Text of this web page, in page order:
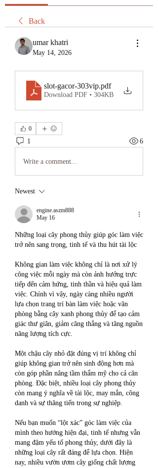
Back
umar khatri
May 14, 2026
slot-gacor-303vip.pdf
Download PDF • 304KB
0
1 6
Write a comment...
Newest
engine.aszm888
May 16
Những loại cây phong thủy giúp góc làm việc
trở nên sang trọng, tinh tế và thu hút tài lộc
Không gian làm việc không chỉ là nơi xử lý
công việc mỗi ngày mà còn ảnh hưởng trực
tiếp đến cảm hứng, tinh thần và hiệu quả làm
việc. Chính vì vậy, ngày càng nhiều người
lựa chọn trang trí bàn làm việc hoặc văn
phòng bằng cây xanh phong thủy để tạo cảm
giác thư giãn, giảm căng thẳng và tăng nguồn
năng lượng tích cực.
Một chậu cây nhỏ đặt đúng vị trí không chỉ
giúp không gian trở nên sinh động hơn mà
còn góp phần nâng tầm thẩm mỹ cho cả căn
phòng. Đặc biệt, nhiều loại cây phong thủy
còn mang ý nghĩa về tài lộc, may mắn, công
danh và sự thăng tiến trong sự nghiệp.
Nếu bạn muốn “lột xác” góc làm việc của
mình theo hướng hiện đại, tinh tế nhưng vẫn
mang đậm yếu tố phong thủy, dưới đây là
những loại cây rất đáng để lựa chọn. Hiện
nay, nhiều vườn ươm cây giống chất lượng